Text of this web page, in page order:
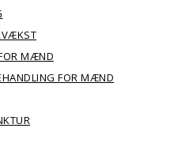
MÆND
FOR MÆND